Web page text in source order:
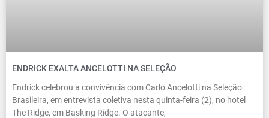
ENDRICK EXALTA ANCELOTTI NA SELEÇÃO
Endrick celebrou a convivência com Carlo Ancelotti na Seleção
Brasileira, em entrevista coletiva nesta quinta-feira (2), no hotel
The Ridge, em Basking Ridge. O atacante,